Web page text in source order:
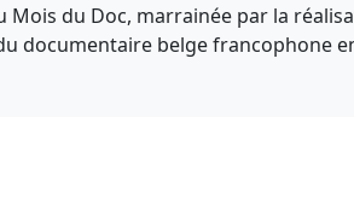
Mois du Doc, marrainée par la
documentaire belge francophone